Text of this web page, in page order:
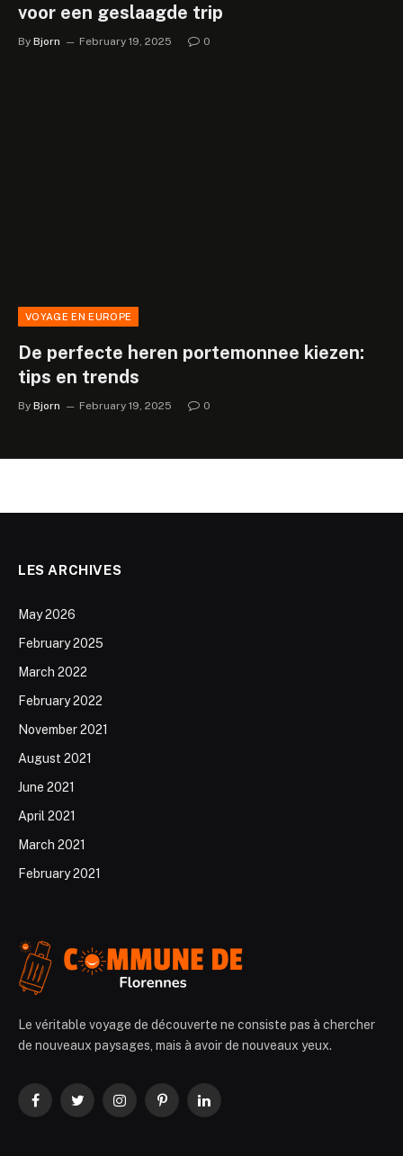
voor een geslaagde trip
By Bjorn February 19, 2025 0
VOYAGE EN EUROPE
De perfecte heren portemonnee kiezen:
tips en trends
By Bjorn February 19, 2025 0
LES ARCHIVES
May 2026
February 2025
March 2022
February 2022
November 2021
August 2021
June 2021
April 2021
March 2021
February 2021
Le véritable voyage de découverte ne consiste pas à chercher
de nouveaux paysages, mais à avoir de nouveaux yeux.
FacebookTwitterInstagramPinterestLinkedIn